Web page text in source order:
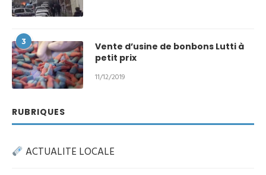
3
Vente d’usine de bonbons Lutti à
petit prix
11/12/2019
RUBRIQUES
ACTUALITE LOCALE